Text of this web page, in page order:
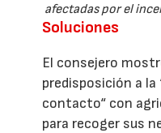
afectadas por el
Soluciones
El consejero
predisposición a
contacto“ con
para recoger sus